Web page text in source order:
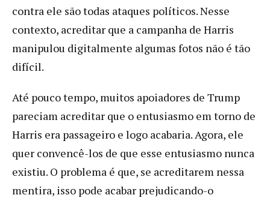
contra ele são todas ataques políticos. Nesse
contexto, acreditar que a campanha de Harris
manipulou digitalmente algumas fotos não é tão
difícil.
Até pouco tempo, muitos apoiadores de Trump
pareciam acreditar que o entusiasmo em torno de
Harris era passageiro e logo acabaria. Agora, ele
quer convencê-los de que esse entusiasmo nunca
existiu. O problema é que, se acreditarem nessa
mentira, isso pode acabar prejudicando-o